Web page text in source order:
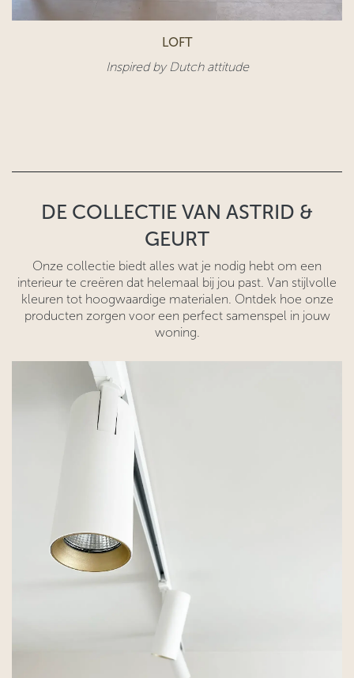
LOFT
Inspired by Dutch attitude​
DE COLLECTIE VAN ASTRID &
GEURT
Onze collectie biedt alles wat je nodig hebt om een
interieur te creëren dat helemaal bij jou past. Van stijlvolle
kleuren tot hoogwaardige materialen. Ontdek hoe onze
producten zorgen voor een perfect samenspel in jouw
woning.